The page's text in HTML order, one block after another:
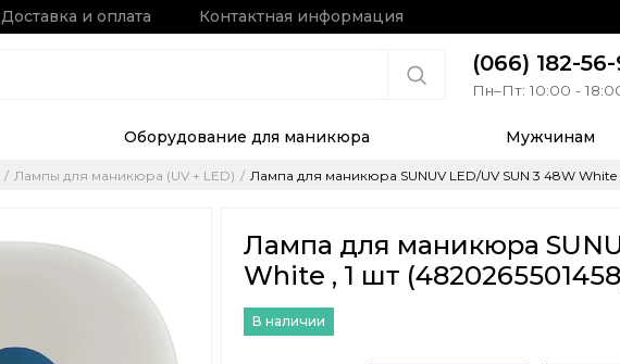
Доставка и оплата Контактная информация
(066) 182-
Пн–Пт: 10:00 -
Оборудование для маникюра Мужчинам
Лампы для маникюра (UV + LED) Лампа для маникюра SUNUV LED/UV SUN 3 48W White
Лампа для маникюра
White , 1 шт
В наличии